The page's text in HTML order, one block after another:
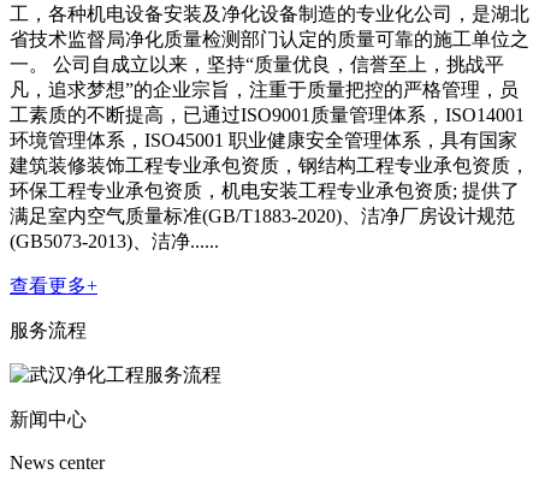
工，各种机电设备安装及净化设备制造的专业化公司，是湖北
省技术监督局净化质量检测部门认定的质量可靠的施工单位之
一。 公司自成立以来，坚持“质量优良，信誉至上，挑战平
凡，追求梦想”的企业宗旨，注重于质量把控的严格管理，员
工素质的不断提高，已通过ISO9001质量管理体系，ISO14001
环境管理体系，ISO45001 职业健康安全管理体系，具有国家
建筑装修装饰工程专业承包资质，钢结构工程专业承包资质，
环保工程专业承包资质，机电安装工程专业承包资质; 提供了
满足室内空气质量标准(GB/T1883-2020)、洁净厂房设计规范
(GB5073-2013)、洁净......
查看更多+
服务流程
新闻中心
News center